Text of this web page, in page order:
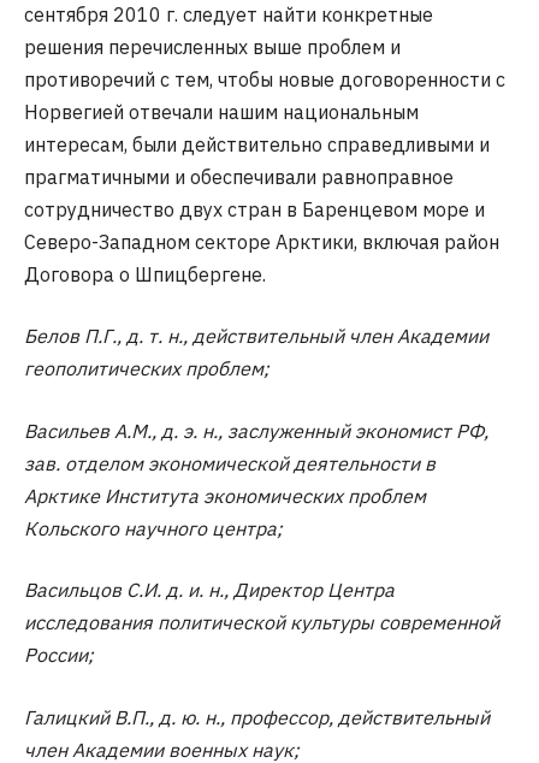
сентября 2010 г. следует найти конкретные
решения перечисленных выше проблем и
противоречий с тем, чтобы новые договоренности с
Норвегией отвечали нашим национальным
интересам, были действительно справедливыми и
прагматичными и обеспечивали равноправное
сотрудничество двух стран в Баренцевом море и
Северо-Западном секторе Арктики, включая район
Договора о Шпицбергене.
Белов П.Г., д. т. н., действительный член Академии
геополитических проблем;
Васильев А.М., д. э. н., заслуженный экономист РФ,
зав. отделом экономической деятельности в
Арктике Института экономических проблем
Кольского научного центра;
Васильцов С.И. д. и. н., Директор Центра
исследования политической культуры современной
России;
Галицкий В.П., д. ю. н., профессор, действительный
член Академии военных наук;